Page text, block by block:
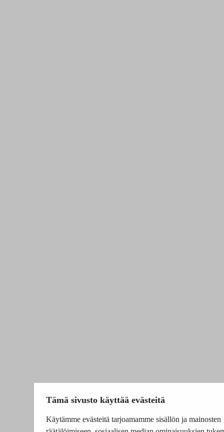
Tämä sivusto käyttää evästeitä
Käytämme evästeitä tarjoamamme sisällön ja mainosten